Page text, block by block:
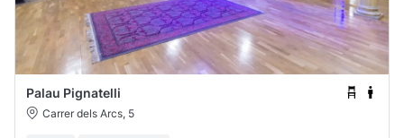
Palau Pignatelli
Carrer dels Arcs, 5